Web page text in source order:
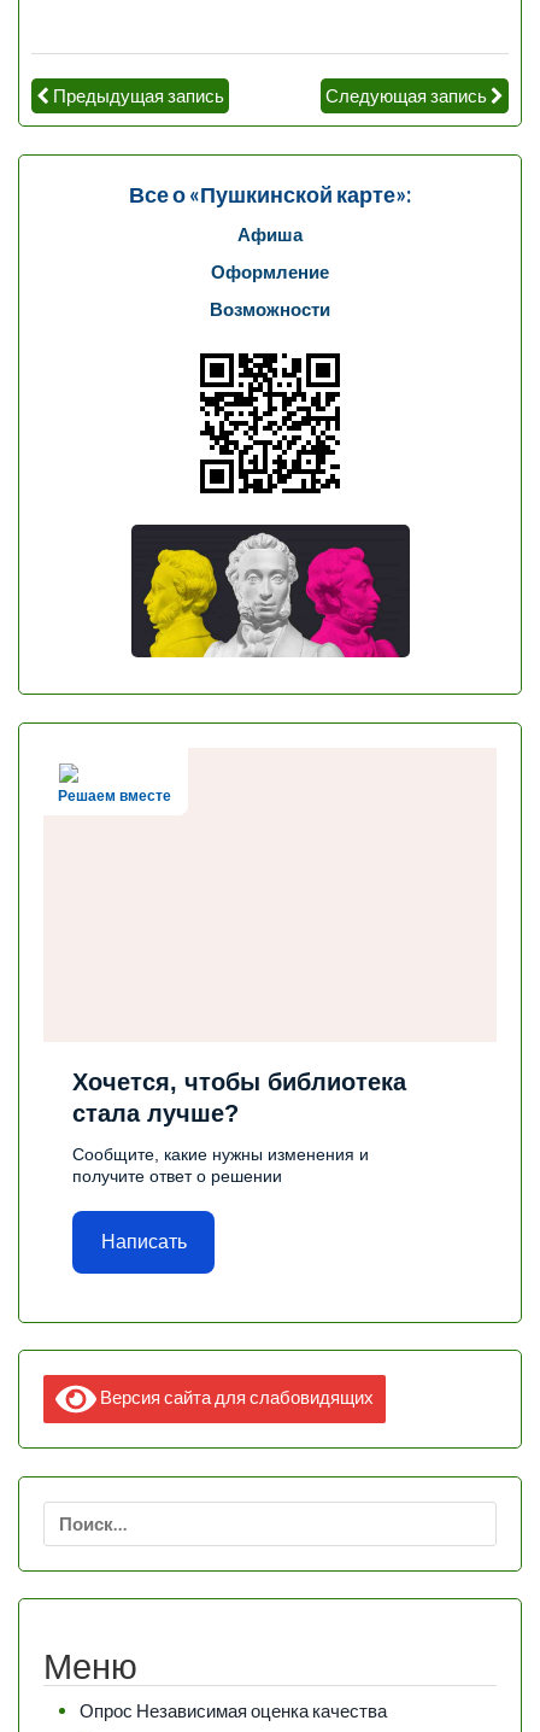
Предыдущая запись Следующая запись
Все о «Пушкинской карте»:
Афиша
Оформление
Возможности
Решаем вместе
Хочется, чтобы библиотека
стала лучше?
Сообщите, какие нужны изменения и
получите ответ о решении
Написать
Версия сайта для слабовидящих
Меню
Опрос Независимая оценка качества